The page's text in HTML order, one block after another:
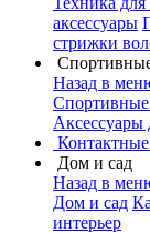
аксессуары
стрижки
Назад в
Аксессуары
Дом и сад
Назад в
Дом и сад
интерьер